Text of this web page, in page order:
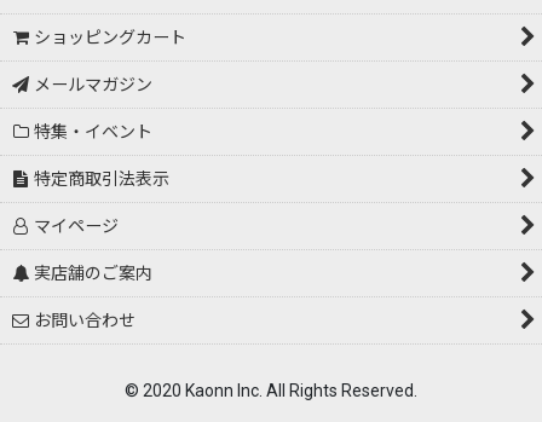
ショッピングカート
メールマガジン
特集・イベント
特定商取引法表示
マイページ
実店舗のご案内
お問い合わせ
© 2020 Kaonn Inc. All Rights Reserved.